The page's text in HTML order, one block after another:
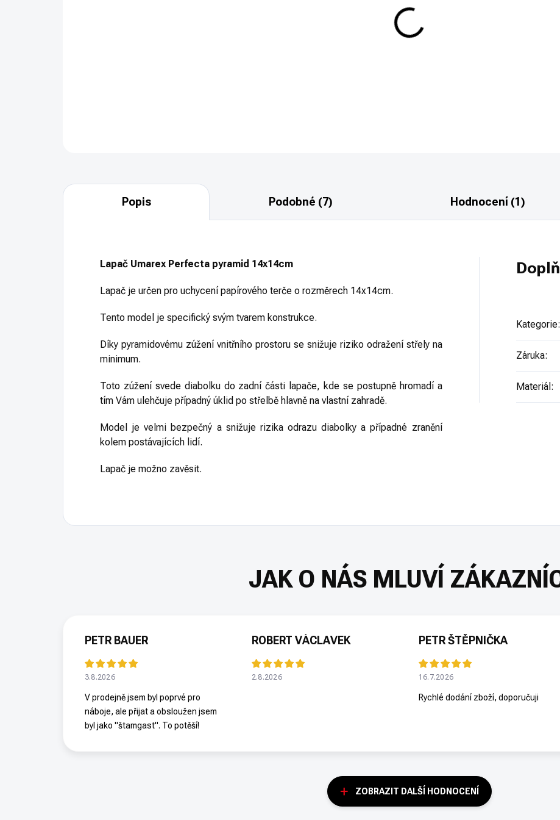
Popis Podobné (7) Hodnocení (1)
Lapač Umarex Perfecta pyramid 14x14cm
Lapač je určen pro uchycení papírového terče o rozměrech 14x14cm.
Tento model je specifický svým tvarem konstrukce.
Díky pyramidovému zúžení vnitřního prostoru se snižuje riziko odražení střely na
minimum.
Toto zúžení svede diabolku do zadní části lapače, kde se postupně hromadí a
tím Vám ulehčuje případný úklid po střelbě hlavně na vlastní zahradě.
Model je velmi bezpečný a snižuje rizika odrazu diabolky a případné zranění
kolem postávajících lidí.
Lapač je možno zavěsit.
Kategorie:
Záruka:
Materiál :
PETR BAUER
3.8.2026
V prodejně jsem byl poprvé pro
náboje, ale přijat a obsloužen jsem
byl jako "štamgast". To potěší!
ROBERT VÁCLAVEK
2.8.2026
PETR ŠTĚPNIČKA
16.7.2026
Rychlé dodání zboží, doporučuji
ZOBRAZIT DALŠÍ HODNOCENÍ